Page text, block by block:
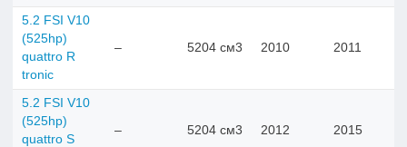
5.2 FSI V10
(525hp)
quattro R
tronic
– 5204 см3 2010 2011
5.2 FSI V10
(525hp)
quattro S
– 5204 см3 2012 2015